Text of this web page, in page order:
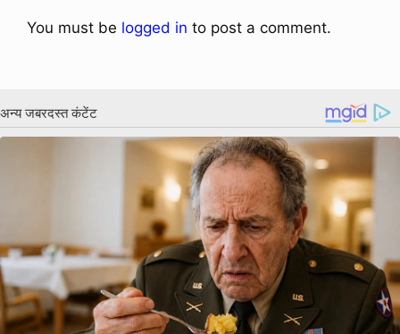
You must be logged in to post a comment.